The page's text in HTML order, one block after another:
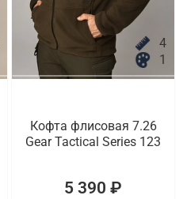
4
1
Кофта флисовая 7.26
Gear Tactical Series 123
5 390 ₽